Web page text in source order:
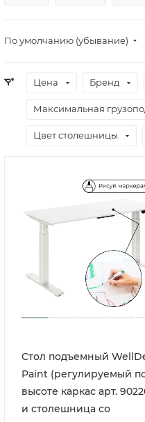
По умолчанию (убывание)
Цена Бренд
Максимальная
Цвет столешницы
Стол подъемный
Paint (регулируемый
высоте каркас арт.
и столешница со